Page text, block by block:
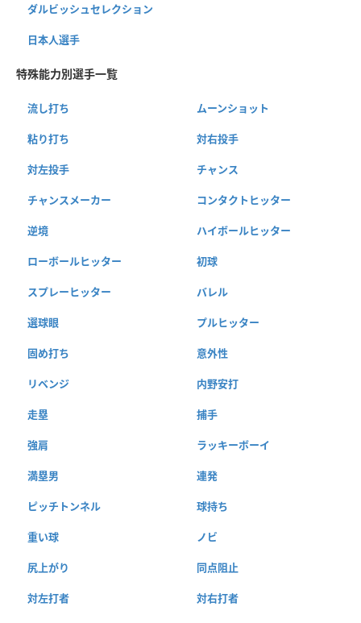
ダルビッシュセレクション
日本人選手
特殊能力別選手一覧
流し打ち ムーンショット
粘り打ち 対右投手
対左投手 チャンス
チャンスメーカー コンタクトヒッター
逆境 ハイボールヒッター
ローボールヒッター 初球
スプレーヒッター バレル
選球眼 プルヒッター
固め打ち 意外性
リベンジ 内野安打
走塁 捕手
強肩 ラッキーボーイ
満塁男 連発
ピッチトンネル 球持ち
重い球 ノビ
尻上がり 同点阻止
対左打者 対右打者